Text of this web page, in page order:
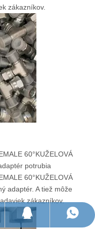
zákazníkov.
60°KUŽELOVÁ
potrubia
60°KUŽELOVÁ
adaptér. A tiež môže
zákazníkov.